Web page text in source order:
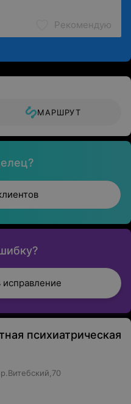
Рекомендую
МАРШРУТ
психиатрическая